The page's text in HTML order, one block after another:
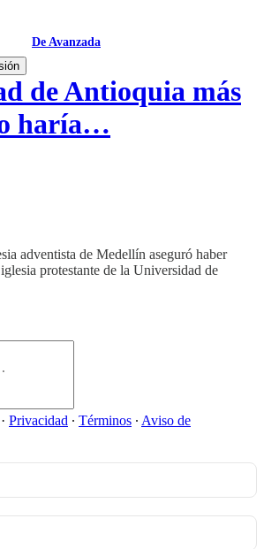
De Avanzada
de Antioquia más
haría…
adventista de Medellín aseguró haber
protestante de la Universidad de
· Privacidad ∙ Términos ∙ Aviso de